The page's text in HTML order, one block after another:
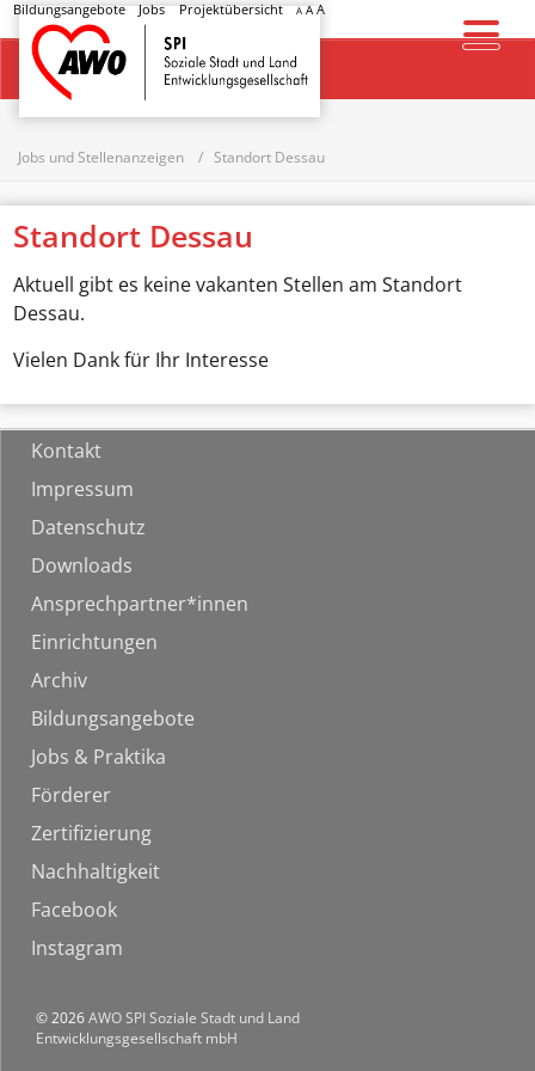
Bildungsangebote Jobs Projektübersicht A AA
Startseite
Jobs und Stellenanzeigen Standort Dessau
Standort Dessau
Aktuell gibt es keine vakanten Stellen am Standort
Dessau.
Vielen Dank für Ihr Interesse
Kontakt
Impressum
Datenschutz
Downloads
Ansprechpartner*innen
Einrichtungen
Archiv
Bildungsangebote
Jobs & Praktika
Förderer
Zertifizierung
Nachhaltigkeit
Facebook
Instagram
© 2026AWO SPI Soziale Stadt und Land
Entwicklungsgesellschaft mbH